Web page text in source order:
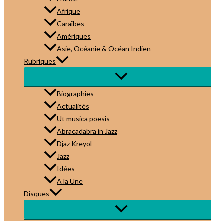
Afrique
Caraïbes
Amériques
Asie, Océanie & Océan Indien
Rubriques
Biographies
Actualités
Ut musica poesis
Abracadabra in Jazz
Djaz Kreyol
Jazz
Idées
A la Une
Disques